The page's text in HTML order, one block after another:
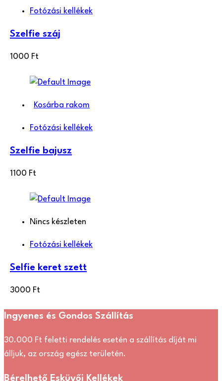
Fotózási kellékek
Szelfie száj
1000 Ft
Kosárba rakom
Fotózási kellékek
Szelfie bajusz
1100 Ft
Nincs készleten
Fotózási kellékek
Selfie keret szett
3000 Ft
Ingyenes és Gondos Szállítás
30.000 Ft feletti rendelés esetén a szállítás díját mi
álljuk, az ország egész területén.
Bérelhető Esküvői Kellékek